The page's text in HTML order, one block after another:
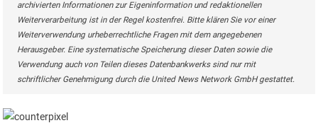
archivierten Informationen zur Eigeninformation und redaktionellen
Weiterverarbeitung ist in der Regel kostenfrei. Bitte klären Sie vor einer
Weiterverwendung urheberrechtliche Fragen mit dem angegebenen
Herausgeber. Eine systematische Speicherung dieser Daten sowie die
Verwendung auch von Teilen dieses Datenbankwerks sind nur mit
schriftlicher Genehmigung durch die United News Network GmbH gestattet.